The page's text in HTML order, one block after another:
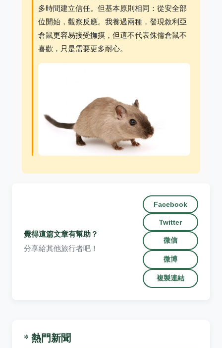
多時間建立信任。但基本原則相同：從安全部
位開始，觀察反應。我養過兩種，發現敘利亞
倉鼠更容易接受撫摸，但這不代表侏儒倉鼠不
喜歡，只是需要更多耐心。
覺得這篇文章有幫助？
分享給其他旅行者吧！
Facebook
Twitter
微信
微博
複製連結
* 熱門新聞